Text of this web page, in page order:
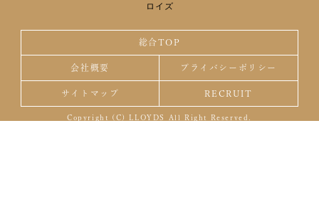
ロイズ
総合TOP
会社概要 プライバシーポリシー
サイトマップ RECRUIT
Copyright (C) LLOYDS All Right Reserved.